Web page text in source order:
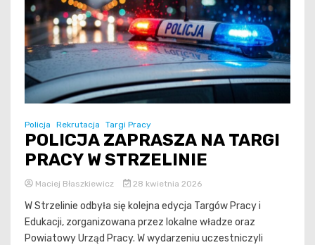
Policja Rekrutacja Targi Pracy
POLICJA ZAPRASZA NA TARGI
PRACY W STRZELINIE
Maciej Błaszkiewicz 28 kwietnia 2026
W Strzelinie odbyła się kolejna edycja Targów Pracy i
Edukacji, zorganizowana przez lokalne władze oraz
Powiatowy Urząd Pracy. W wydarzeniu uczestniczyli